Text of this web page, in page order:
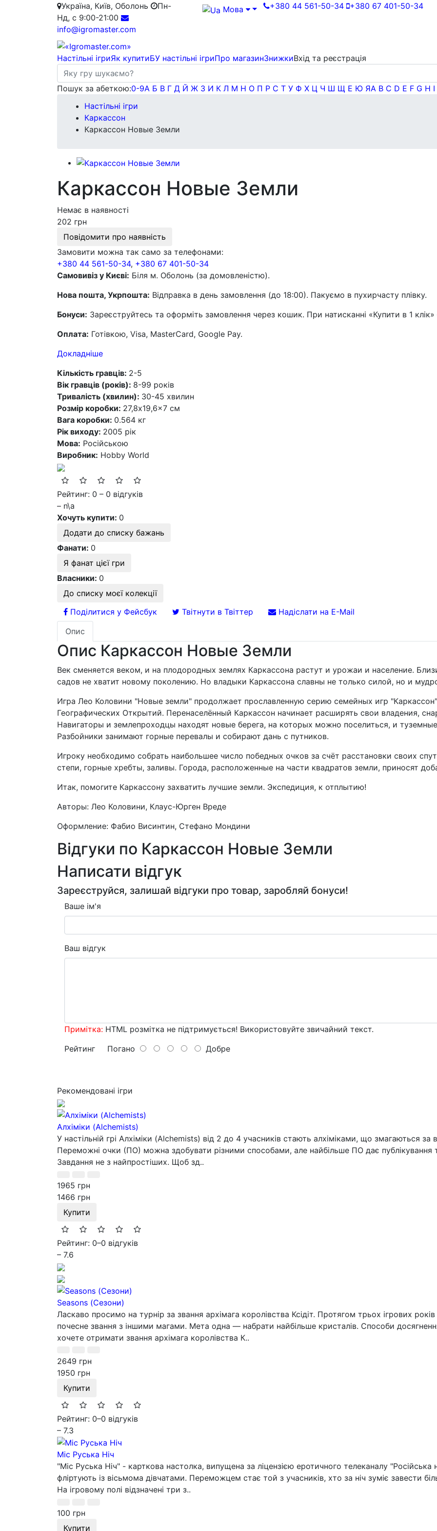
Україна, Київ, Оболонь
Пн-
Нд, с 9:00-21:00
info@igromaster.com
Мова +380 44 561-50-34 +380 67 401-50-34
Настільні ігриЯк купитиБУ настільні ігриПро магазинЗнижкиВхід та реєстрація
Пошук за абеткою:0-9А Б В Г Д Й Ж З И К Л М Н О П Р С Т У Ф Х Ц Ч Ш Щ Е Ю ЯA B C D E F G H I
Настільні ігри
Каркассон
Каркассон Новые Земли
Каркассон Новые Земли
Немає в наявності
202 грн
Повідомити про наявність
Замовити можна так само за телефонами:
+380 44 561-50-34, +380 67 401-50-34
Самовивіз у Києві: Біля м. Оболонь (за домовленістю).
Нова пошта, Укрпошта: Відправка в день замовлення (до 18:00). Пакуємо в пухирчасту плівку.
Бонуси: Зареєструйтесь та оформіть замовлення через кошик. При натисканні «Купити в 1
Оплата: Готівкою, Visa, MasterCard, Google Pay.
Докладніше
Кількість гравців: 2-5
Вік гравців (років): 8-99 років
Тривалість (хвилин): 30-45 хвилин
Розмір коробки: 27,8x19,6x7 см
Вага коробки: 0.564 кг
Рік виходу: 2005 рік
Мова: Російською
Виробник: Hobby World
Рейтинг: 0 – 0 відгуків
– n\a
Хочуть купити: 0
Додати до списку бажань
Фанати: 0
Я фанат цієї гри
Власники: 0
До списку моєї колекції
Поділитися у Фейсбук
Твітнути в Твіттер
Надіслати на E-Mail
Опис
Опис Каркассон Новые Земли
Век сменяется веком, и на плодородных землях Каркассона растут и урожаи и население.
садов не хватит новому поколению. Но владыки Каркассона славны не только силой, но и
Игра Лео Коловини "Новые земли" продолжает прославленную серию семейных игр
Географических Открытий. Перенаселённый Каркассон начинает расширять свои владения,
Навигаторы и землепроходцы находят новые берега, на которых можно поселиться, и
Разбойники занимают горные перевалы и собирают дань с путников.
Игроку необходимо собрать наибольшее число победных очков за счёт расстановки своих
степи, горные хребты, заливы. Города, расположенные на части квадратов земли, приносят
Итак, помогите Каркассону захватить лучшие земли. Экспедиция, к отплытию!
Авторы: Лео Коловини, Клаус-Юрген Вреде
Оформление: Фабио Висинтин, Стефано Мондини
Відгуки по Каркассон Новые Земли
Написати відгук
Зареєструйся, залишай відгуки про товар, заробляй бонуси!
Ваше ім'я
Ваш відгук
Примітка: HTML розмітка не підтримується! Використовуйте звичайний текст.
Рейтинг Погано Добре
Рекомендовані ігри
Алхіміки (Alchemists)
У настільній грі Алхіміки (Alchemists) від 2 до 4 учасників стають алхіміками, що змагаються за
Переможні очки (ПО) можна здобувати різними способами, але найбільше ПО дає публікування
Завдання не з найпростіших. Щоб зд..
1965 грн
1466 грн
Купити
Рейтинг: 0–0 відгуків
– 7.6
Seasons (Сезони)
Ласкаво просимо на турнір за звання архімага королівства Ксідіт. Протягом трьох ігрових
почесне звання з іншими магами. Мета одна — набрати найбільше кристалів. Способи
хочете отримати звання архімага королівства К..
2649 грн
1950 грн
Купити
Рейтинг: 0–0 відгуків
– 7.3
Міс Руська Ніч
"Міс Руська Ніч" - карткова настолка, випущена за ліцензією еротичного телеканалу "Російська
фліртують із вісьмома дівчатами. Переможцем стає той з учасників, хто за ніч зуміє завести
На ігровому полі відзначені три з..
100 грн
Купити